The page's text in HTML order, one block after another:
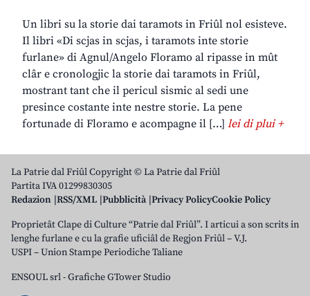
Un libri su la storie dai taramots in Friûl nol esisteve.
Il libri «Di scjas in scjas, i taramots inte storie
furlane» di Agnul/Angelo Floramo al ripasse in mût
clâr e cronologjic la storie dai taramots in Friûl,
mostrant tant che il pericul sismic al sedi une
presince costante inte nestre storie. La pene
fortunade di Floramo e acompagne il […] lei di plui +
La Patrie dal Friûl Copyright © La Patrie dal Friûl
Partita IVA 01299830305
Redazion RSS/XML Pubblicità Privacy PolicyCookie Policy
Proprietât Clape di Culture “Patrie dal Friûl”. I articui a son scrits in
lenghe furlane e cu la grafie uficiâl de Regjon Friûl – V.J.
USPI – Union Stampe Periodiche Taliane
ENSOUL srl-Grafiche GTower Studio